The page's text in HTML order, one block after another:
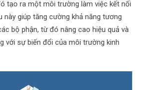
tạo ra một môi trường làm việc kết nối
này giúp tăng cường khả năng tương
bộ phận, từ đó nâng cao hiệu quả và
với sự biến đổi của môi trường kinh